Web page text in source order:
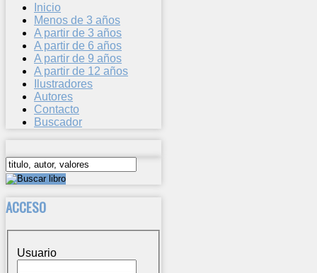
Inicio
Menos de 3 años
A partir de 3 años
A partir de 6 años
A partir de 9 años
A partir de 12 años
Ilustradores
Autores
Contacto
Buscador
ACCESO
Usuario